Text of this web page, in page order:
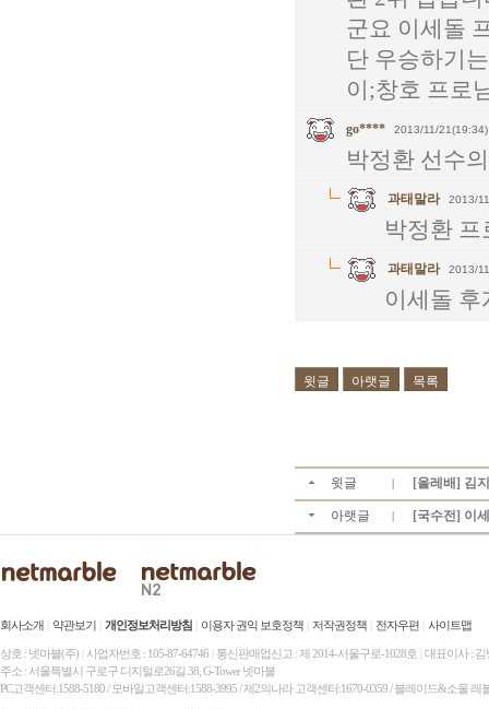
군요 이세돌
단 우승하기
이;창호 프로
go**** 2013/11/21(19:34)
박정환 선수
과태말라 2013/
박정환
과태말라 2013/
이세돌
윗글 아랫글 목록
윗글 | [올레배] 김
아랫글 | [국수전] 이
회사소개 약관보기 개인정보처리방침 이용자 권익 보호정책 저작권정책 전자우편 사이트맵
상호 : 넷마블(주) 사업자번호 : 105-87-64746 통신판매업신고 : 제 2014-서울구로-1028호
대표이사 : 김
주소 : 서울특별시 구로구 디지털로26길 38, G-Tower 넷마블
PC고객센터:1588-5180 / 모바일고객센터:1588-3995 / 제2의나라 고객센터:1670-0359 / 블레이드&소울